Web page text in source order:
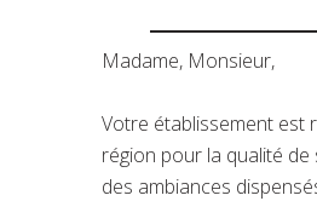
Madame, Monsieur,
Votre établissement est
région pour la qualité
des ambiances